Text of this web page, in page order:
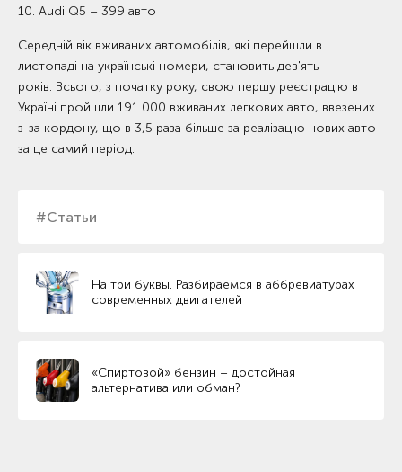
#Статьи
На три буквы. Разбираемся в аббревиатурах
современных двигателей
«Спиртовой» бензин – достойная
альтернатива или обман?
10. Audi Q5 – 399 авто
Середній вік вживаних автомобілів, які перейшли в
листопаді на українські номери, становить дев'ять
років. Всього, з початку року, свою першу реєстрацію в
Україні пройшли 191 000 вживаних легкових авто, ввезених
з-за кордону, що в 3,5 раза більше за реалізацію нових авто
за це самий період.